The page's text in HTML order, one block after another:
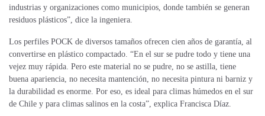
industrias y organizaciones como municipios, donde también se generan
residuos plásticos”, dice la ingeniera.
Los perfiles POCK de diversos tamaños ofrecen cien años de garantía, al
convertirse en plástico compactado. “En el sur se pudre todo y tiene una
vejez muy rápida. Pero este material no se pudre, no se astilla, tiene
buena apariencia, no necesita mantención, no necesita pintura ni barniz y
la durabilidad es enorme. Por eso, es ideal para climas húmedos en el sur
de Chile y para climas salinos en la costa”, explica Francisca Díaz.